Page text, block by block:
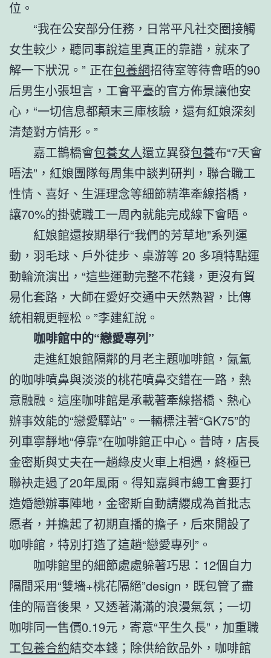
位。
“我在公安部分任務，日常平凡社交圈接觸
女生較少，聽同事說這里真正的靠譜，就來了
解一下狀況。” 正在包養網招待室等待會晤的90
后男生小張坦言，工會平臺的官方佈景讓他安
心，“一切信息都顛末三庫核驗，還有紅娘深刻
清楚對方情形。”
嘉工鵲橋會包養女人還立異發包養布“7天會
晤法”，紅娘團隊每周集中談判研判，聯合職工
性情、喜好、生涯理念等細節精準牽線搭橋，
讓70%的掛號職工一周內就能完成線下會晤。
紅娘館還按期舉行“我們的芳草地”系列運
動，羽毛球、戶外徒步、桌游等 20 多項特點運
動輪流演出，“這些運動完整不花錢，更沒有貿
易化套路，大師在愛好交通中天然熟習，比傳
統相親更輕松。”李建紅說。
咖啡館中的“戀愛專列”
走進紅娘館隔鄰的月老主題咖啡館，氤氳
的咖啡噴鼻與淡淡的桃花噴鼻交錯在一路，熱
意融融。這座咖啡館是承載著牽線搭橋、熱心
辦事效能的“戀愛驛站”。一輛標注著“GK75”的
列車寧靜地“停靠”在咖啡館正中心。昔時，店長
金密斯與丈夫在一趟綠皮火車上相遇，終極已
聯袂走過了20年風雨。得知嘉興市總工會要打
造婚戀辦事陣地，金密斯自動請纓成為首批志
愿者，并擔起了初期直播的擔子，后來開設了
咖啡館，特別打造了這趟“戀愛專列”。
咖啡館里的細節處處躲著巧思：12個自力
隔間采用“雙墻+桃花隔絕”design，既包管了盡
佳的隔音後果，又透著滿滿的浪漫氣氛；一切
咖啡同一售價0.19元，寄意“平生久長”，加重職
工包養合約結交本錢；除供給飲品外，咖啡館